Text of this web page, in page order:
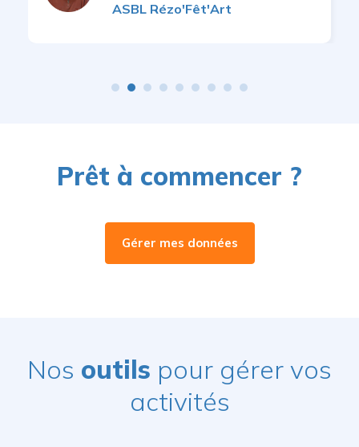
ASBL Rézo'Fêt'Art
Prêt à commencer ?
Gérer mes données
Nos outils pour gérer vos
activités